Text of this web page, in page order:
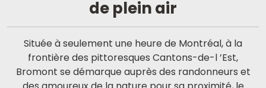
de plein air
Située à seulement une heure de Montréal, à la
frontière des pittoresques Cantons-de-l ’Est,
Bromont se démarque auprès des randonneurs et